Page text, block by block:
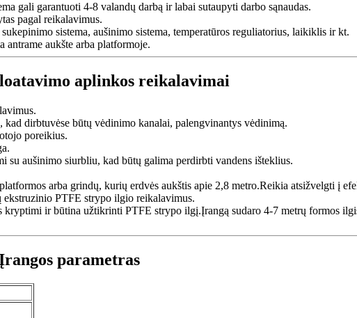
gali garantuoti 4-8 valandų darbą ir labai sutaupyti darbo sąnaudas.
pagal reikalavimus.
sistema, aušinimo sistema, temperatūros reguliatorius, laikiklis ir kt.
antrame aukšte arba platformoje.
aplinkos reikalavimai
dirbtuvėse būtų vėdinimo kanalai, palengvinantys vėdinimą.
poreikius.
su aušinimo siurbliu, kad būtų galima perdirbti vandens išteklius.
arba grindų, kurių erdvės aukštis apie 2,8 metro.Reikia atsižvelgti į
PTFE strypo ilgio reikalavimus.
ir būtina užtikrinti PTFE strypo ilgį.Įrangą sudaro 4-7 metrų formos
parametras